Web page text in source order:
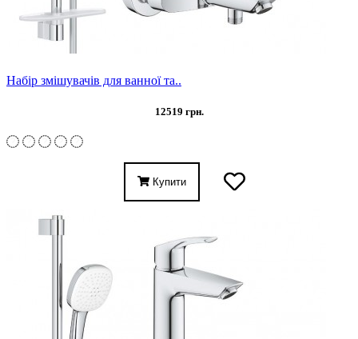
Набір змішувачів для ванної та..
12519 грн.
Купити